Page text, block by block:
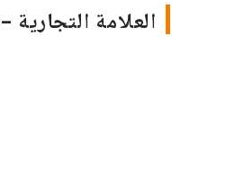
العلامة التجارية